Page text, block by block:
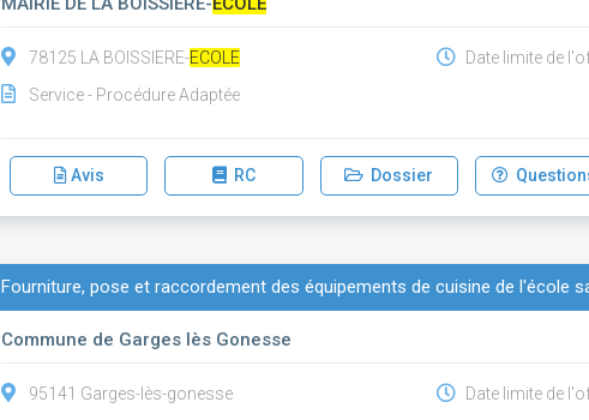
78125 LA BOISSIERE-ECOLE
Service - Procédure Adaptée
Date limite de
Avis RC Dossier
Fourniture, pose et raccordement des équipements de cuisine de l'école
Commune de Garges lès Gonesse
95141 Garges-lès-gonesse
Date limite de